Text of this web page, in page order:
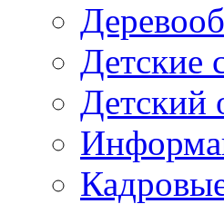
Детские
Детский